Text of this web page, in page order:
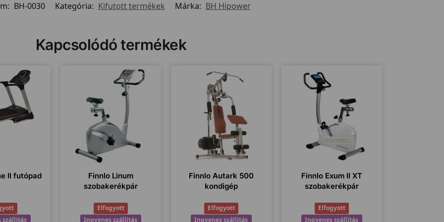
BH-0030 Kategória: Kifutott termékek Márka: BH Hipower
Kapcsolódó termékek
II futópad
szállítás
Finnlo Linum
szobakerékpár
Elfogyott
Ingyenes szállítás
Finnlo Autark 500
kondigép
Elfogyott
Ingyenes szállítás
Finnlo Exum II XT
szobakerékpár
Elfogyott
Ingyenes szállítás